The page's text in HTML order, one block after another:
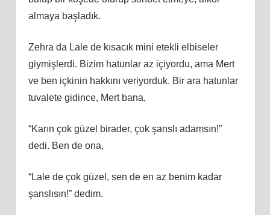
almaya başladık.
Zehra da Lale de kısacık mini etekli elbiseler
giymişlerdi. Bizim hatunlar az içiyordu, ama Mert
ve ben içkinin hakkını veriyorduk. Bir ara hatunlar
tuvalete gidince, Mert bana,
“Karın çok güzel birader, çok şanslı adamsın!”
dedi. Ben de ona,
“Lale de çok güzel, sen de en az benim kadar
şanslısın!” dedim.